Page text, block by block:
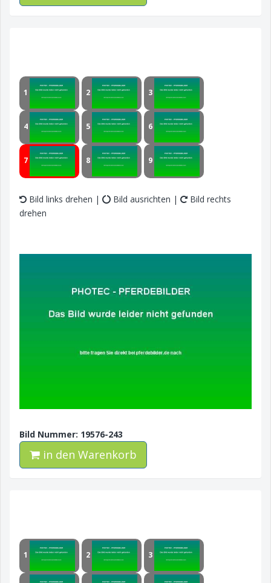
1 2 3
4 5 6
7 8 9
Bild links drehen | Bild ausrichten |
Bild rechts
drehen
Bild Nummer: 19576-243
in den Warenkorb
1 2 3